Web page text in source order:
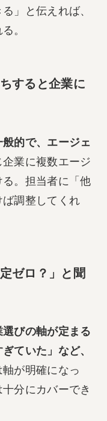
」と伝えれば、
。
すると企業に
的で、エージェ
業に複数エージ
。担当者に「他
調整してくれ
ゼロ？」と聞
選びの軸が定まる
ていた」など、
軸が明確になっ
分にカバーでき